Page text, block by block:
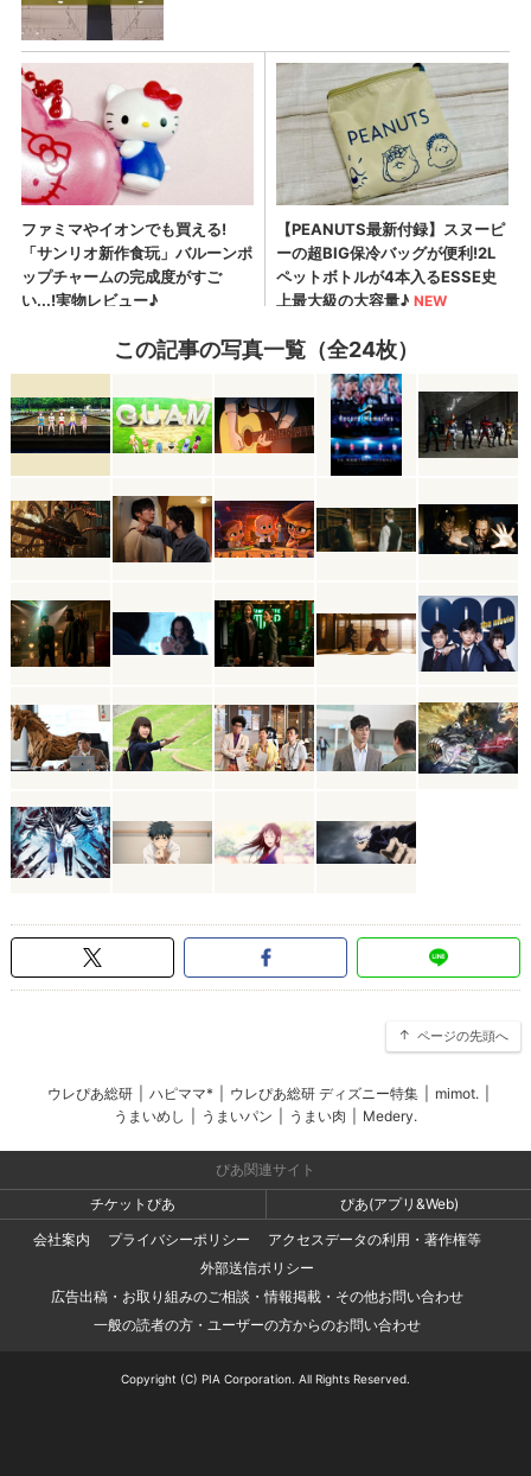
この記事の写真一覧（全24枚）
ページの先頭へ
ウレぴあ総研 ハピママ* ウレぴあ総研 ディズニー特集 mimot.
うまいめし
うまいパン うまい肉 Medery.
ぴあ関連サイト
チケットぴあ
ぴあ(アプリ&Web)
会社案内
プライバシーポリシー
アクセスデータの利用・著作権等
外部送信ポリシー
広告出稿・お取り組みのご相談・情報掲載・その他お問い合わせ
一般の読者の方・ユーザーの方からのお問い合わせ
Copyright (C) PIA Corporation. All Rights Reserved.